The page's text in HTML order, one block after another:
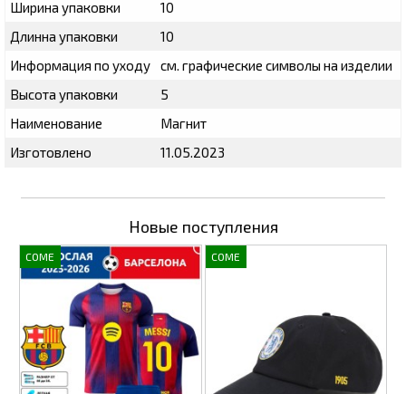
Ширина упаковки
10
Длинна упаковки
10
Информация по уходу
см. графические символы на изделии
Высота упаковки
5
Наименование
Магнит
Изготовлено
11.05.2023
Новые поступления
COME COME